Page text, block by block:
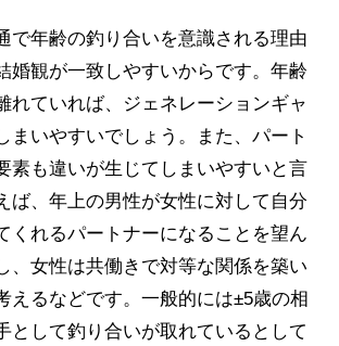
で年齢の釣り合いを意識される理由
婚観が一致しやすいからです。年齢
れていれば、ジェネレーションギャ
まいやすいでしょう。また、パート
素も違いが生じてしまいやすいと言
ば、年上の男性が女性に対して自分
くれるパートナーになることを望ん
、女性は共働きで対等な関係を築い
えるなどです。一般的には±5歳の相
として釣り合いが取れているとして